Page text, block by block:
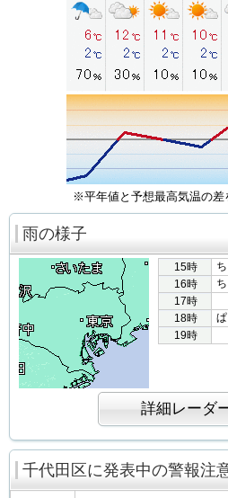
※平年値と予想最高気温の差
雨の様子
15時
16時
17時
18時
19時
詳細レーダ
千代田区に発表中の警報注